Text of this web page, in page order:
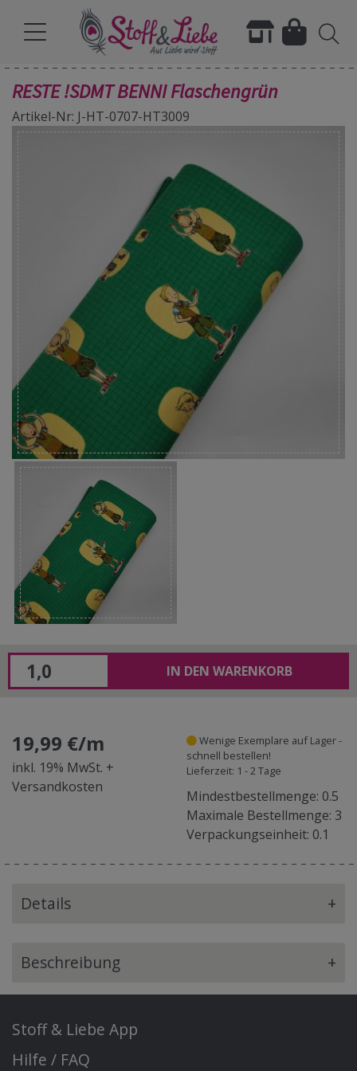
RESTE !SDMT BENNI Flaschengrün
Artikel-Nr: J-HT-0707-HT3009
IN DEN WARENKORB
19,99 €/m
inkl. 19% MwSt. +
Versandkosten
Wenige Exemplare auf Lager -
schnell bestellen!
Lieferzeit: 1 - 2 Tage
Mindestbestellmenge: 0.5
Maximale Bestellmenge: 3
Verpackungseinheit: 0.1
Details +
Beschreibung +
Stoff & Liebe App
Hilfe / FAQ